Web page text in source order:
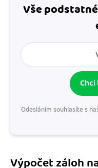
Vše
Odesláním souhlasíte s
Výpočet záloh